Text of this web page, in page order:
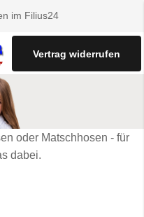
im Filius24
Vertrag widerrufen
oder Matschhosen - für
dabei.